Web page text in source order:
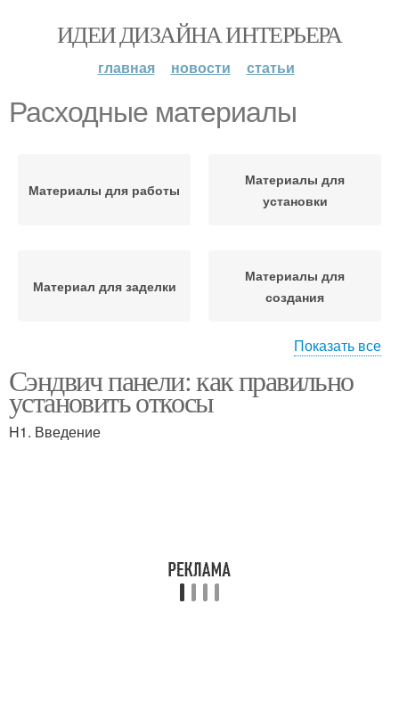
ИДЕИ ДИЗАЙНА ИНТЕРЬЕРА
главная новости статьи
Расходные материалы
Материалы для работы
Материалы для
установки
Материал для заделки
Материалы для
создания
материалы
Показать все
Сэндвич панели: как правильно
установить откосы
H1. Введение